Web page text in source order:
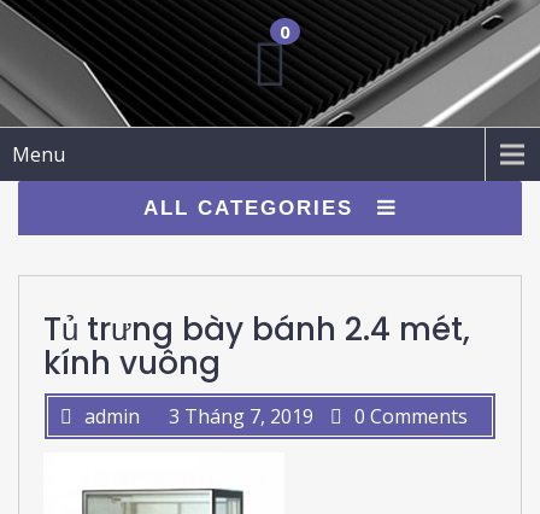
0
Menu
ALL CATEGORIES
Tủ trưng bày bánh 2.4 mét,
kính vuông
admin 3 Tháng 7, 2019 0 Comments